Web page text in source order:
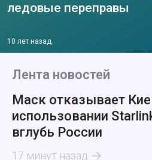
ледовые переправы
10 лет назад
Лента новостей
Маск отказывает
использовании
вглубь России
17 минут назад